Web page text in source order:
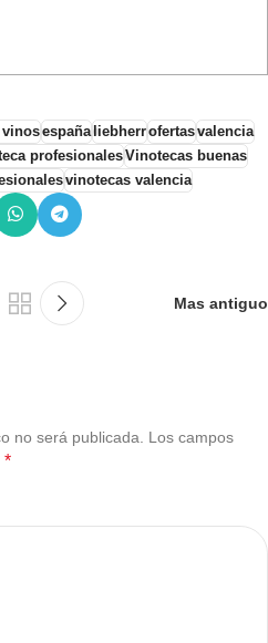
vinosespañaliebherrofertasvalencia
profesionalesVinotecas buenas
vinotecas valencia
Mas antiguo
no será publicada.
Los campos
*